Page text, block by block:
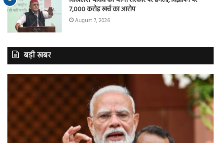
7,000 करोड़ खर्च का आरोप
August 7, 2026
बड़ी खबर